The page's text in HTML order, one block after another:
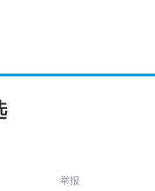
举报